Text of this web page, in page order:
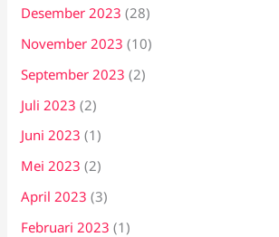
Desember 2023 (28)
November 2023 (10)
September 2023 (2)
Juli 2023 (2)
Juni 2023 (1)
Mei 2023 (2)
April 2023 (3)
Februari 2023 (1)